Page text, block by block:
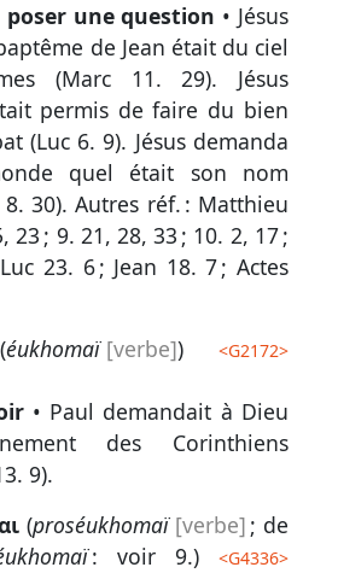
une question • Jésus
de Jean était du ciel
(Marc 11. 29). Jésus
permis de faire du bien
(Luc 6. 9). Jésus demanda
quel était son nom
8. 30).Autres réf. : Matthieu
23 ; 9. 21, 28, 33 ; 10. 2, 17;
Luc 23. 6; Jean 18. 7; Actes
éukhomaï [verbe]) <G2172>
• Paul demandait à Dieu
des Corinthiens
9).
(proséukhomaï [verbe] ; de
: voir 9.) <G4336>